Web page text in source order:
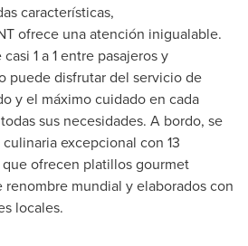
características,
ofrece una atención inigualable.
1 a 1 entre pasajeros y
puede disfrutar del servicio de
y el máximo cuidado en cada
sus necesidades. A bordo, se
excepcional con 13
ofrecen platillos gourmet
mundial y elaborados con
locales.